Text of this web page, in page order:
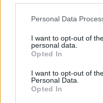
Personal Data
I want to opt-out of
personal data.
Opted In
I want to opt-out of
Personal Data.
Opted In
6 Nazioni -
Ore 15.15 Italia -
Ore 17.45 Inghilterra